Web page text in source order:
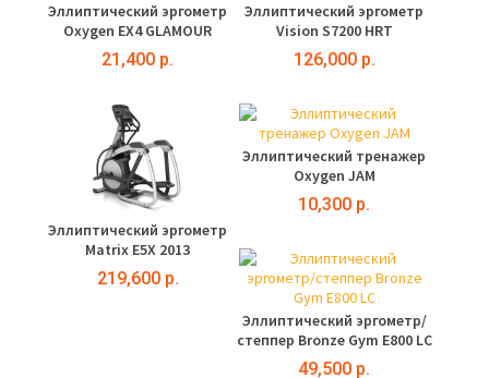
Эллиптический эргометр
Oxygen EX4 GLAMOUR
21,400 р.
Эллиптический эргометр
Vision S7200 HRT
126,000 р.
Эллиптический эргометр
Matrix E5X 2013
219,600 р.
Эллиптический тренажер
Oxygen JAM
10,300 р.
Эллиптический эргометр/
степпер Bronze Gym E800 LC
49,500 р.